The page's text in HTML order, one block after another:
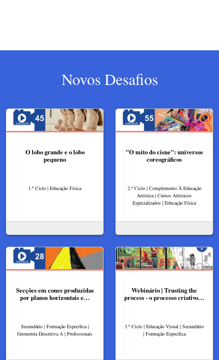
Novos Desafios
O lobo grande e o lobo
pequeno
1.º Ciclo | Educação Física
"O mito do cisne": universos
coreográficos
2.º Ciclo | Complemento À Educação
Artística | Cursos Artísticos
Especializados | Educação Física
Secções em cones produzidas
por planos horizontais e…
Secundário | Formação Específica |
Geometria Descritiva A | Profissionais
Webinário | Trusting the
process - o processo criativo…
3.º Ciclo | Educação Visual | Secundário
| Formação Específica